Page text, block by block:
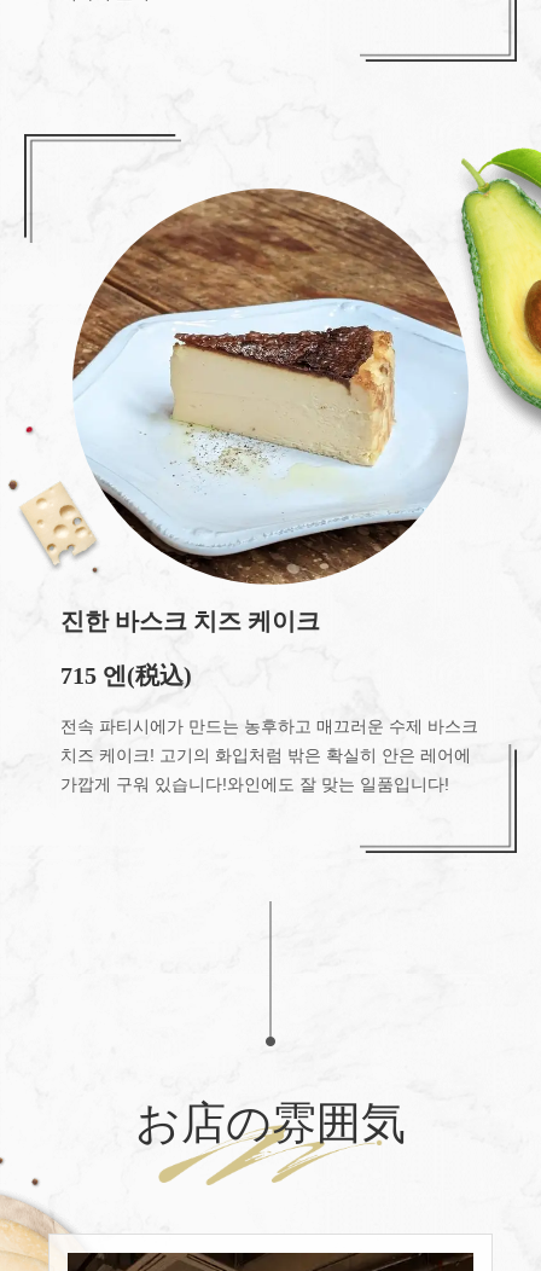
진한 바스크 치즈 케이크
715 엔 (税込)
전속 파티시에가 만드는 농후하고 매끄러운 수제 바스크
치즈 케이크! 고기의 화입처럼 밖은 확실히 안은 레어에
가깝게 구워 있습니다!와인에도 잘 맞는 일품입니다!
お店の雰囲気